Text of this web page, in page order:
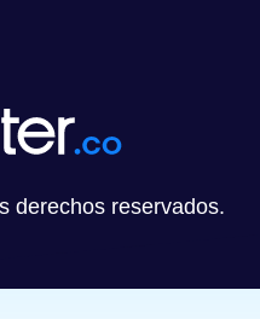
derechos reservados.